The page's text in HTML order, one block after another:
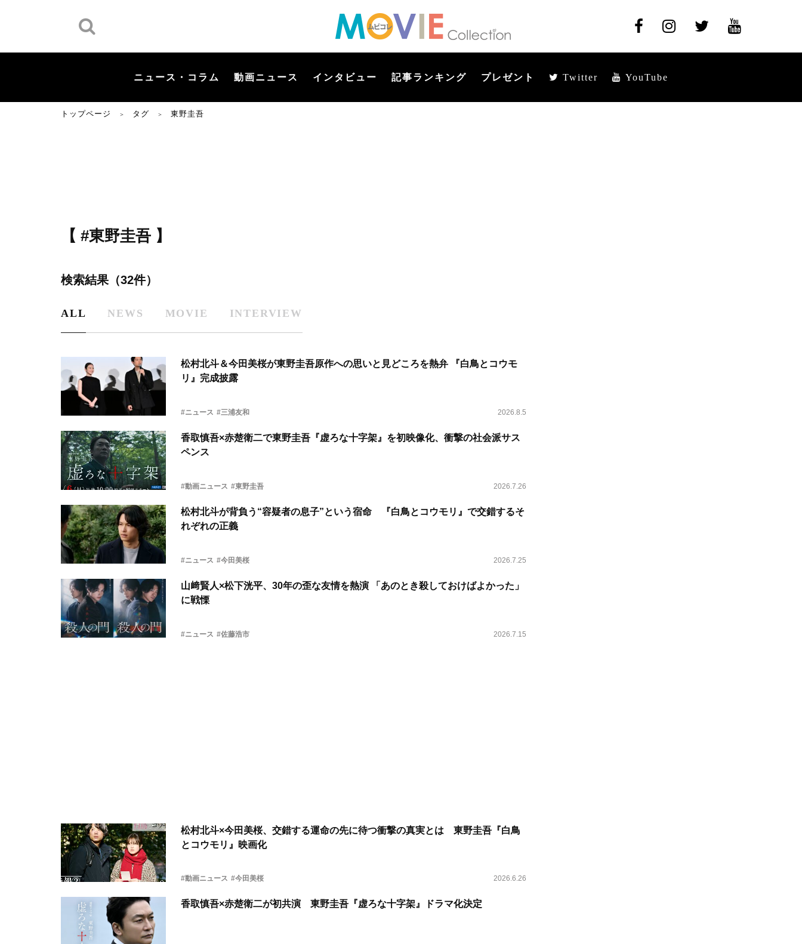
ニュース・コラム 動画ニュース インタビュー 記事ランキング プレゼント Twitter YouTube
トップページ ＞ タグ ＞ 東野圭吾
【 #東野圭吾 】
検索結果（32件）
ALL NEWS MOVIE INTERVIEW
松村北斗＆今田美桜が東野圭吾原作への思いと見どころを熱弁 『白鳥とコウモ
リ』完成披露
#ニュース #三浦友和 2026.8.5
香取慎吾×赤楚衛二で東野圭吾『虚ろな十字架』を初映像化、衝撃の社会派サス
ペンス
#動画ニュース #東野圭吾 2026.7.26
松村北斗が背負う“容疑者の息子”という宿命 『白鳥とコウモリ』で交錯するそ
れぞれの正義
#ニュース #今田美桜 2026.7.25
山﨑賢人×松下洸平、30年の歪な友情を熱演 「あのとき殺しておけばよかった」
に戦慄
#ニュース #佐藤浩市 2026.7.15
松村北斗×今田美桜、交錯する運命の先に待つ衝撃の真実とは 東野圭吾『白鳥
とコウモリ』映画化
#動画ニュース #今田美桜 2026.6.26
香取慎吾×赤楚衛二が初共演 東野圭吾『虚ろな十字架』ドラマ化決定